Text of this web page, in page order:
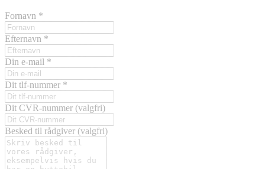
Fornavn *
Efternavn *
Din e-mail *
Dit tlf-nummer *
Dit CVR-nummer (valgfri)
Besked til rådgiver (valgfri)